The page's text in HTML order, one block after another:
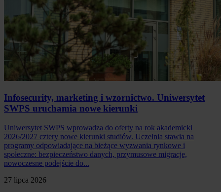
Infosecurity, marketing i wzornictwo. Uniwersytet
SWPS uruchamia nowe kierunki
Uniwersytet SWPS wprowadza do oferty na rok akademicki
2026/2027 cztery nowe kierunki studiów. Uczelnia stawia na
programy odpowiadające na bieżące wyzwania rynkowe i
społeczne: bezpieczeństwo danych, przymusowe migracje,
nowoczesne podejście do...
27 lipca 2026